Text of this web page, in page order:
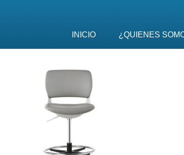
INICIO ¿QUIENES